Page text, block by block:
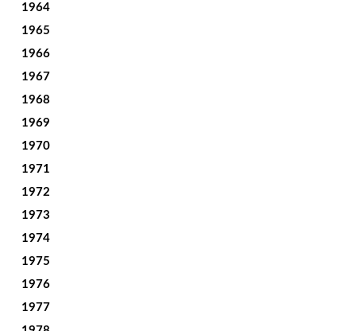
1964
1965
1966
1967
1968
1969
1970
1971
1972
1973
1974
1975
1976
1977